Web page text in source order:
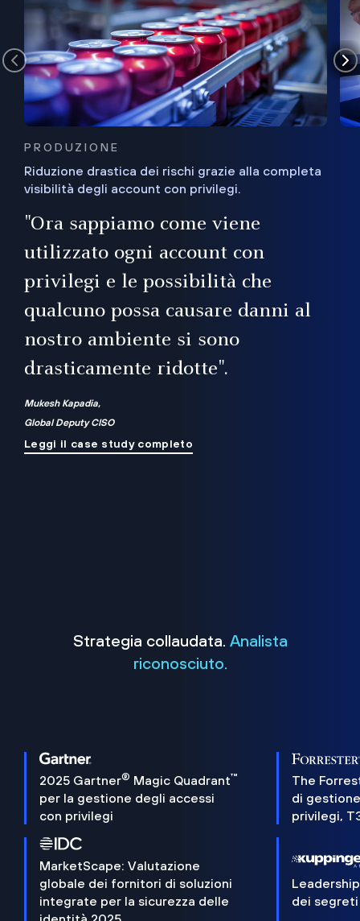
PRODUZIONE
Riduzione drastica dei rischi grazie alla completa
visibilità degli account con privilegi.
"Ora sappiamo come viene
utilizzato ogni account con
privilegi e le possibilità che
qualcuno possa causare danni al
nostro ambiente si sono
drasticamente ridotte".
Mukesh Kapadia,
Global Deputy CISO
Leggi il case study completo
Strategia collaudata. Analista
riconosciuto.
2025 Gartner® Magic Quadrant™
per la gestione degli accessi
con privilegi
The
di
privilegi,
MarketScape: Valutazione
globale dei fornitori di soluzioni
integrate per la sicurezza delle
dei segreti